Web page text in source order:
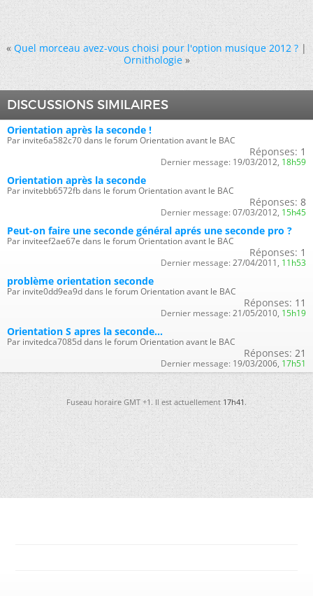
« Quel morceau avez-vous choisi pour l'option musique 2012 ?|
Ornithologie »
DISCUSSIONS SIMILAIRES
Orientation après la seconde !
Par invite6a582c70 dans le forum Orientation avant le BAC
Réponses: 1
Dernier message: 19/03/2012, 18h59
Orientation après la seconde
Par invitebb6572fb dans le forum Orientation avant le BAC
Réponses: 8
Dernier message: 07/03/2012, 15h45
Peut-on faire une seconde général aprés une seconde pro ?
Par inviteef2ae67e dans le forum Orientation avant le BAC
Réponses: 1
Dernier message: 27/04/2011, 11h53
problème orientation seconde
Par invite0dd9ea9d dans le forum Orientation avant le BAC
Réponses: 11
Dernier message: 21/05/2010, 15h19
Orientation S apres la seconde...
Par invitedca7085d dans le forum Orientation avant le BAC
Réponses: 21
Dernier message: 19/03/2006, 17h51
Fuseau horaire GMT +1. Il est actuellement17h41.